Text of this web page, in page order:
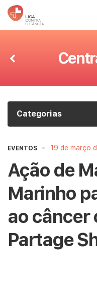
EVENTOS • 19 de março
Ação de
Marinho
ao câncer
Partage
Categorias